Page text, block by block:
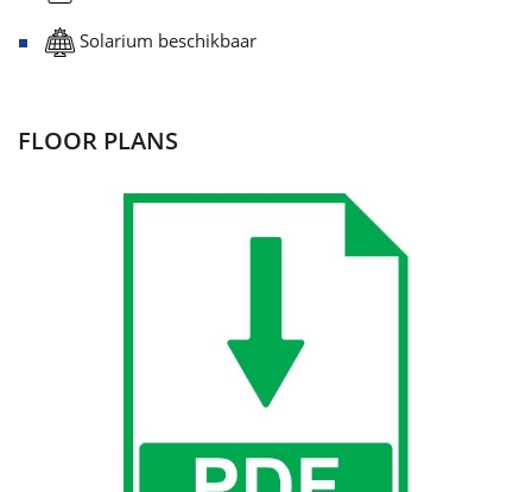
Solarium beschikbaar
FLOOR PLANS